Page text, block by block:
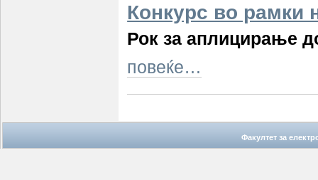
Конкурс во рамки
Рок за аплицирање
повеќе…
Факултет за